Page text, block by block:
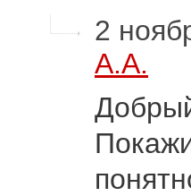
2
А.А.